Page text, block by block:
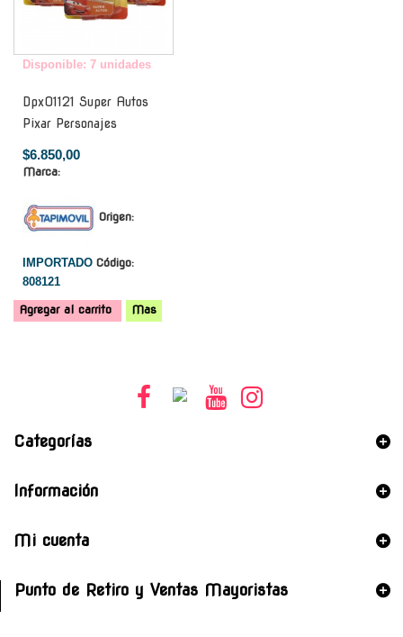
Disponible: 7 unidades
Dpx01121 Super Autos
Pixar Personajes
$6.850,00
Marca:
Origen:
IMPORTADO Código:
808121
Agregar al carrito Mas
Categorías
Información
Mi cuenta
Punto de Retiro y Ventas Mayoristas